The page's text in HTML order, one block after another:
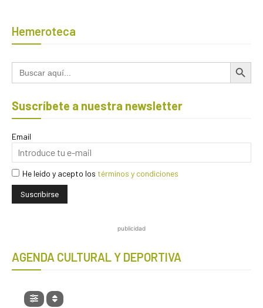
Hemeroteca
Buscar: Botón de
Suscríbete a nuestra newsletter
Email
He leído y acepto los términos y condiciones
publicidad
AGENDA CULTURAL Y DEPORTIVA